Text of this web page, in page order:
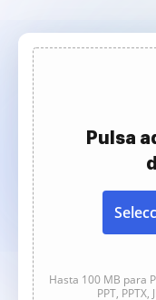
Pulsa
Hasta 100 MB para
PPT, PPTX,